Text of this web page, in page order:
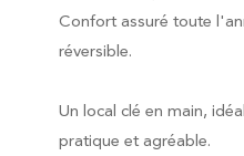
Confort assuré toute
réversible.
Un local clé en main,
pratique et agréable.